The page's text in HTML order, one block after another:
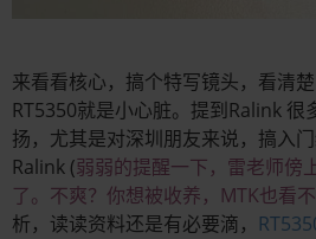
来看看核心，搞个特写镜头，看清楚
RT5350就是小心脏。提到Ralink 很
扬，尤其是对深圳朋友来说，搞入
Ralink (弱弱的提醒一下，雷老师傍
了。不爽？你想被收养，MTK也看不
析，读读资料还是有必要滴，